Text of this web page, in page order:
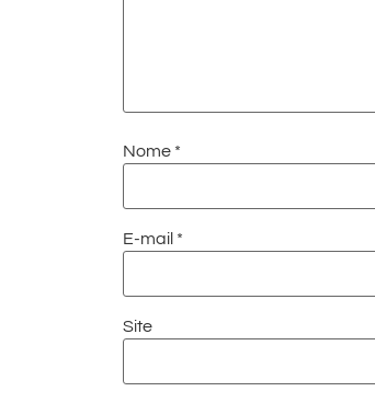
Nome *
E-mail *
Site